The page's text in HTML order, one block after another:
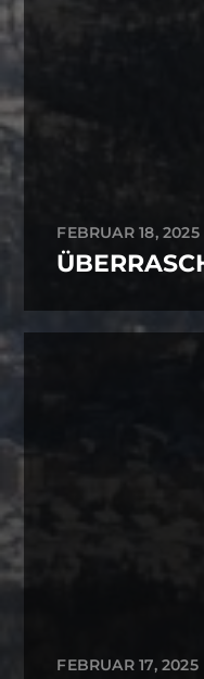
FEBRUAR 18, 2025
FEBRUAR 17, 2025